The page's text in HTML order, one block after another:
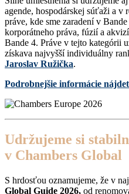
agende, hospodárskej súťaži a v
práve, kde sme zaradení v
korporátneho práva, fúzií a
Bande 4. Práve v tejto kategórii
získava najvyšší individuálny
Jaroslav Ružička.
Podrobnejšie informácie
Udržujeme si
v Chambers Global
S hrdosťou oznamujeme, že v
Global Guide 2026, od